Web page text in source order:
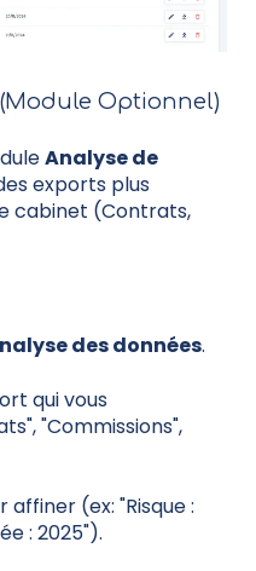
Optionnel)
Analyse de
exports plus
cabinet (Contrats,
des données.
qui vous
"Commissions",
(ex: "Risque :
: 2025").